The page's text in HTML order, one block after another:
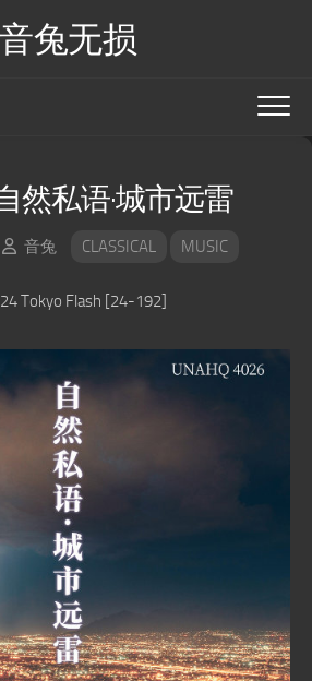
音兔无损
然私语·城市远雷
音兔 CLASSICAL MUSIC
Tokyo Flash [24-192]